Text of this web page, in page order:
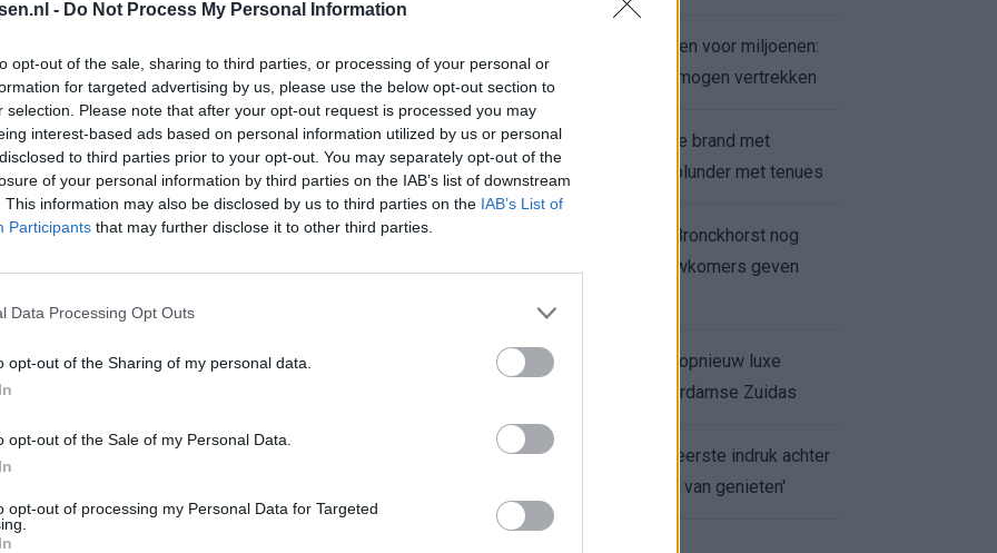
- Do Not Process My Personal Information
opt-out of the sale, sharing to third parties, or processing of your personal or
for targeted advertising by us, please use the below opt-out section to
selection. Please note that after your opt-out request is processed you may
interest-based ads based on personal information utilized by us or personal
to third parties prior to your opt-out. You may separately opt-out of the
of your personal information by third parties on the IAB’s list of downstream
This information may also be disclosed by us to third parties on the IAB’s List of
Participants that may further disclose it to other third parties.
Data Processing Opt Outs
opt-out of the Sharing of my personal data.
opt-out of the Sale of my Personal Data.
opt-out of processing my Personal Data for Targeted
en contractdetails
met koopoptie van 22 miljoen
sokken na blunder met tenues
op Amsterdamse Zuidas
bij Ajax: 'Hier gaan fans van genieten'
zijn de duels te zien
blijft cruciaal
Europese geschiedenis
begint in de basis bij FC Barcelona
16.
Feyenoord zet deur open voor miljoenen:
Ueda en Hadj Moussa mogen vertrekken
17.
Ajax helpt Burnley uit de brand met
afgeknipte sokken na blunder met tenues
Feyenoord onder Van Bronckhorst nog
altijd ongeslagen: nieuwkomers geven
Hakim Ziyech verhuurt opnieuw luxe
appartement op Amsterdamse Zuidas
Marcos Leonardo laat eerste indruk achter
bij Ajax: 'Hier gaan fans van genieten'